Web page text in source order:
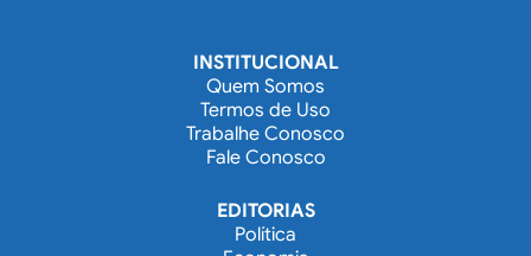
INSTITUCIONAL
Quem Somos
Termos de Uso
Trabalhe Conosco
Fale Conosco
EDITORIAS
Política